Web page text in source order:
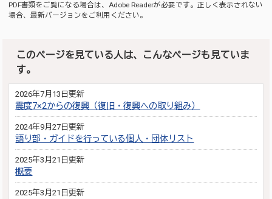
PDF書類をご覧になる場合は、Adobe Readerが必要です。正しく表示されない
場合、最新バージョンをご利用ください。
このページを見ている人は、こんなページも見ていま
す。
2026年7月13日更新
震度7×2からの復興（復旧・復興への取り組み）
2024年9月27日更新
語り部・ガイドを行っている個人・団体リスト
2025年3月21日更新
概要
2025年3月21日更新